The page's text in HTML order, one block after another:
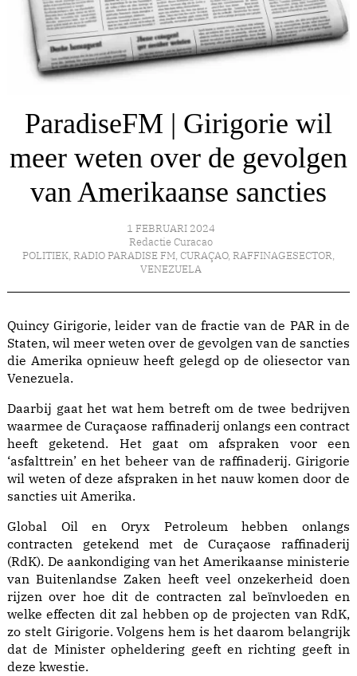
ParadiseFM | Girigorie wil
meer weten over de gevolgen
van Amerikaanse sancties
1 FEBRUARI 2024
Redactie Curacao
POLITIEK, RADIO PARADISE FM, CURAÇAO, RAFFINAGESECTOR,
VENEZUELA
Quincy Girigorie, leider van de fractie van de PAR in de
Staten, wil meer weten over de gevolgen van de sancties
die Amerika opnieuw heeft gelegd op de oliesector van
Venezuela.
Daarbij gaat het wat hem betreft om de twee bedrijven
waarmee de Curaçaose raffinaderij onlangs een contract
heeft geketend. Het gaat om afspraken voor een
‘asfalttrein’ en het beheer van de raffinaderij. Girigorie
wil weten of deze afspraken in het nauw komen door de
sancties uit Amerika.
Global Oil en Oryx Petroleum hebben onlangs
contracten getekend met de Curaçaose raffinaderij
(RdK). De aankondiging van het Amerikaanse ministerie
van Buitenlandse Zaken heeft veel onzekerheid doen
rijzen over hoe dit de contracten zal beïnvloeden en
welke effecten dit zal hebben op de projecten van RdK,
zo stelt Girigorie. Volgens hem is het daarom belangrijk
dat de Minister opheldering geeft en richting geeft in
deze kwestie.